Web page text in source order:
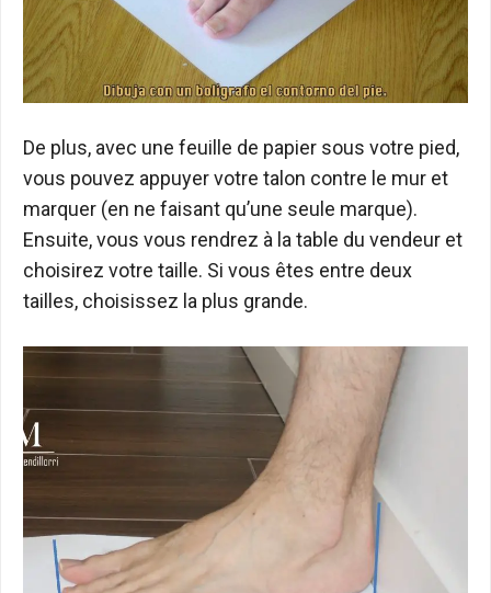
De plus, avec une feuille de papier sous votre pied,
vous pouvez appuyer votre talon contre le mur et
marquer (en ne faisant qu’une seule marque).
Ensuite, vous vous rendrez à la table du vendeur et
choisirez votre taille. Si vous êtes entre deux
tailles, choisissez la plus grande.